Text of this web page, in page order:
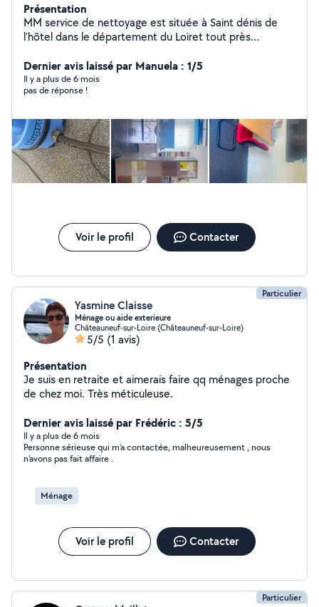
Présentation
MM service de nettoyage est située à Saint dénis de
l'hôtel dans le département du Loiret tout près
MM SERVICE de Nettoyage s'adapte à toutes les
exigences de sa clientèle.
Dernier avis laissé par Manuela : 1/5
Il y a plus de 6 mois
pas de réponse !
Voir le profil Contacter
Particulier
Yasmine Claisse
Ménage ou aide exterieure
Châteauneuf-sur-Loire (Châteauneuf-sur-Loire)
5/5 (1 avis)
Présentation
Je suis en retraite et aimerais faire qq ménages proche
de chez moi. Très méticuleuse.
Dernier avis laissé par Frédéric : 5/5
Il y a plus de 6 mois
Personne sérieuse qui m'a contactée, malheureusement , nous
n'avons pas fait affaire .
Ménage
Voir le profil Contacter
Particulier